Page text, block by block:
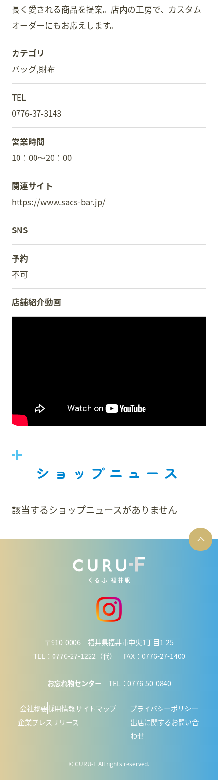
長く愛される商品を提案。店内の工房で、カスタム
オーダーにもお応えします。
カテゴリ
バッグ 財布
TEL
0776-37-3143
営業時間
10：00～20：00
関連サイト
https://www.sacs-bar.jp/
SNS
予約
不可
店舗紹介動画
ショップニュース
該当するショップニュースがありません
〒910-0006 福井県福井市中央1丁目1-25
TEL：0776-27-1222（代） FAX：0776-27-1400
お忘れ物センター TEL：0776-50-0840
会社概要採用情報サイトマップ
プライバシーポリシー
企業プレスリリース
出店に関するお問い合
わせ
© CURU-F All rights reserved.